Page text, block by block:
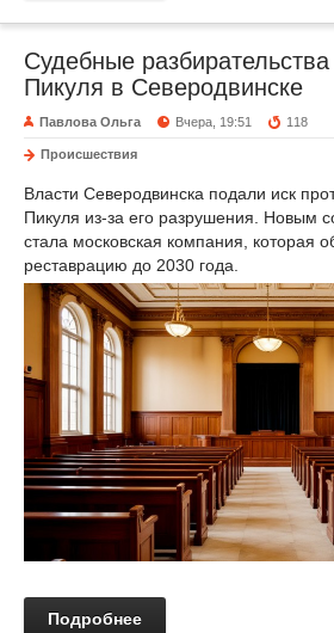
Судебные
Пикуля в Северодвинске
Павлова Ольга Вчера, 19:51 118
Происшествия
Власти Северодвинска подали иск
Пикуля из-за его разрушения. Новым
стала московская компания, которая
реставрацию до 2030 года.
Подробнее